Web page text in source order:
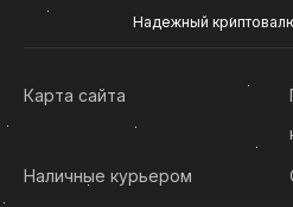
карту. Такой формат
средства без сложных
Сервис ComCash
понятную форму заявки и
Надежный
Карта сайта
Наличные курьером